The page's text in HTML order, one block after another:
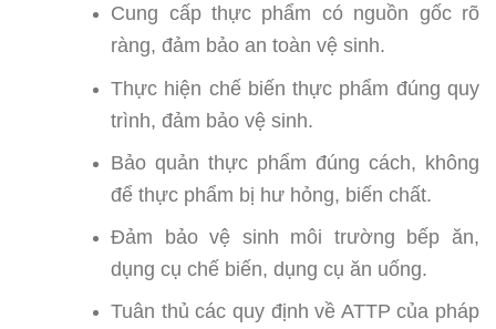
Cung cấp thực phẩm có nguồn gốc rõ
ràng, đảm bảo an toàn vệ sinh.
Thực hiện chế biến thực phẩm đúng quy
trình, đảm bảo vệ sinh.
Bảo quản thực phẩm đúng cách, không
để thực phẩm bị hư hỏng, biến chất.
Đảm bảo vệ sinh môi trường bếp ăn,
dụng cụ chế biến, dụng cụ ăn uống.
Tuân thủ các quy định về ATTP của pháp